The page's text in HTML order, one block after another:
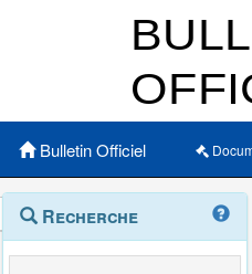
Bulletin Officiel
Navigation
et
outils
Menu
contextuel
Recherche